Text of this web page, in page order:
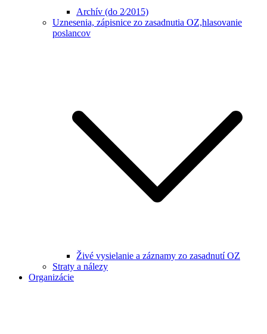
Archív (do 2⁄2015)
Uznesenia, zápisnice zo zasadnutia OZ,hlasovanie
poslancov
Živé vysielanie a záznamy zo zasadnutí OZ
Straty a nálezy
Organizácie